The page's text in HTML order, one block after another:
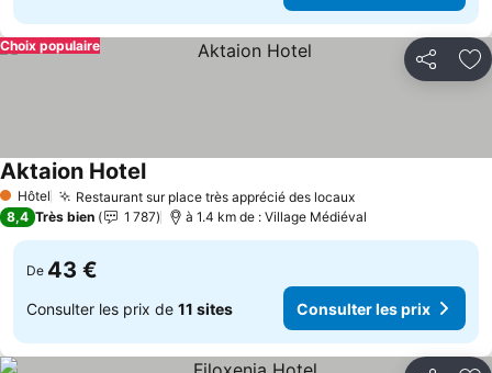
Partager
Choix populaire
1 Étoiles
Hôtel Restaurant sur place très apprécié des locauxConsulter les
Aktaion HotelConsulter les prix
8,4 Très bien 1 787 à 1.4 km de : Village Médiéval
De 43 €
Consulter les prix de 11 sites Consulter les prix